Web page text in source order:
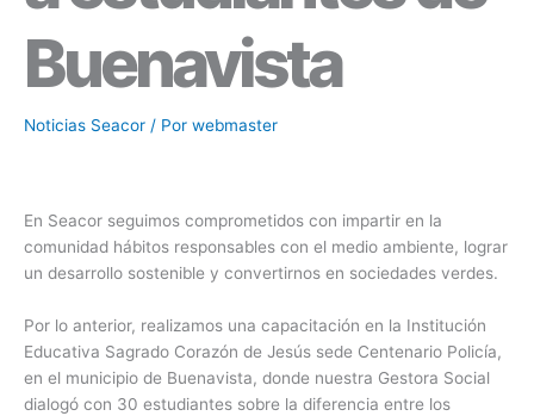
Buenavista
Noticias Seacor / Por webmaster
En Seacor seguimos comprometidos con impartir en la
comunidad hábitos responsables con el medio ambiente, lograr
un desarrollo sostenible y convertirnos en sociedades verdes.
Por lo anterior, realizamos una capacitación en la Institución
Educativa Sagrado Corazón de Jesús sede Centenario Policía,
en el municipio de Buenavista, donde nuestra Gestora Social
dialogó con 30 estudiantes sobre la diferencia entre los